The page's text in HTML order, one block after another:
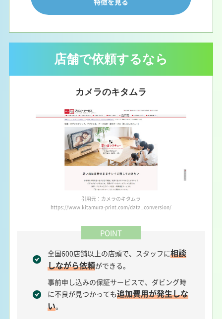
店舗で依頼するなら
カメラのキタムラ
引用元：カメラのキタムラ
https://www.kitamura-print.com/data_conversion/
POINT
全国600店舗以上の店頭で、スタッフに相談
しながら依頼ができる。
事前申し込みの保証サービスで、ダビング時
に不良が見つかっても追加費用が発生しな
い。